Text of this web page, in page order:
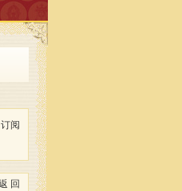
订阅
回